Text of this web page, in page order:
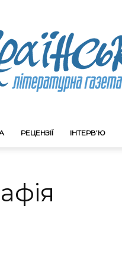
РЕЦЕНЗІЇ ІНТЕРВ’Ю